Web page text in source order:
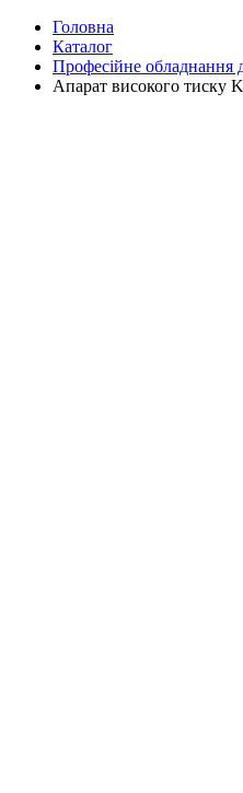
Головна
Каталог
Професійне обладнання
Апарат високого тиску